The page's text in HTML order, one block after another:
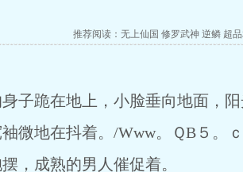
推荐阅读： 无上仙国 修罗武神 逆鳞 超
跪在地上，小脸垂向地面，阳
微地在抖着。/Www。ＱВ５。
，成熟的男人催促着。